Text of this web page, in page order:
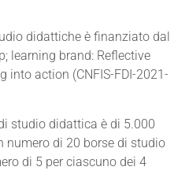
didattiche è finanziato dal
learning brand: Reflective
into action (CNFIS-FDI-2021-
studio didattica è di 5.000
numero di 20 borse di studio
di 5 per ciascuno dei 4